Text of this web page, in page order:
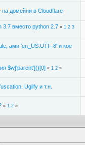
на домейни в Cloudflare
3.7 вместо python 2.7 « 1 2 3
ами 'en_US.UTF-8' и кое
$w['parent']()[0] « 1 2»
Uglify и т.н.
« 1 2»